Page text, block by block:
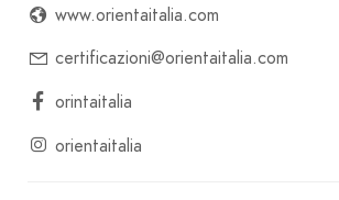
www.orientaitalia.com
certificazioni@orientaitalia.com
orintaitalia
orientaitalia